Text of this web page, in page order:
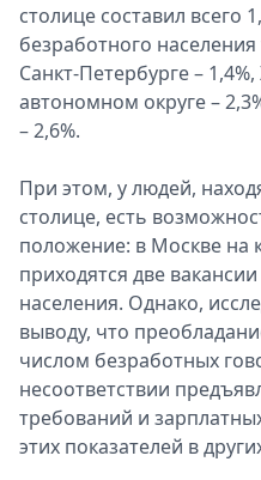
столице составил всего
безработного
Санкт-Петербурге –
автономном округе –
– 2,6%.
При этом, у людей,
столице, есть
положение: в Москве на
приходятся две
населения. Однако,
выводу, что
числом безработных
несоответствии
требований и
этих показателей в